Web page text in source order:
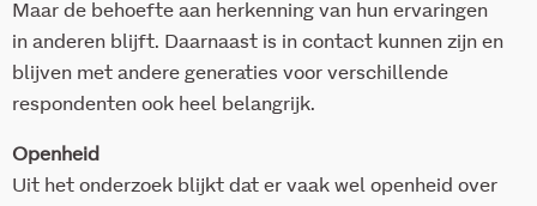
Maar de behoefte aan herkenning van hun ervaringen
in anderen blijft. Daarnaast is in contact kunnen zijn en
blijven met andere generaties voor verschillende
respondenten ook heel belangrijk.
Openheid
Uit het onderzoek blijkt dat er vaak wel openheid over